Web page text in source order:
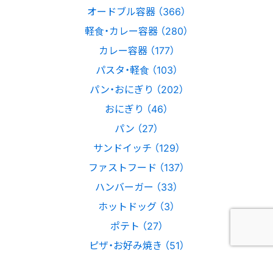
オードブル容器 （366）
軽食・カレー容器 （280）
カレー容器 （177）
パスタ・軽食 （103）
パン・おにぎり （202）
おにぎり （46）
パン （27）
サンドイッチ （129）
ファストフード （137）
ハンバーガー （33）
ホットドッグ （3）
ポテト （27）
ピザ・お好み焼き （51）